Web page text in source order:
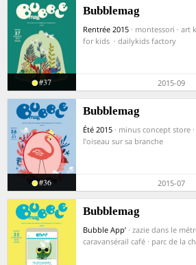
Bubblemag
Rentrée 2015 · montessori · art
for kids · dailykids factory
#37 2015-09
Bubblemag
Été 2015 · minus concept store
l’oiseau sur sa branche
#36 2015-07
Bubblemag
Bubble App’ · zazie dans le
caravansérail café · parc de la